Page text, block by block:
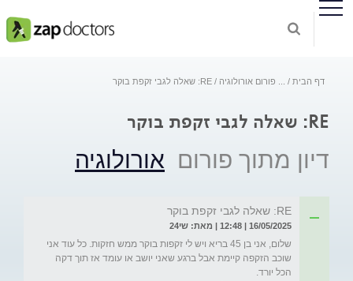
דף הבית פורום אורולוגיה RE: שאלה לגבי זקפת בוקר
RE: שאלה לגבי זקפת בוקר
דיון מתוך פורום אורולוגיה
RE: שאלה לגבי זקפת בוקר
16/05/2025 | 12:48 | מאת: שי24
שלום, אני בן 45 בריא ויש לי זקפות בוקר ממש חזקות. כל עוד אני
שוכב הזקפה קיימת אבל ברגע שאני יושב או עומד אז תוך דקה